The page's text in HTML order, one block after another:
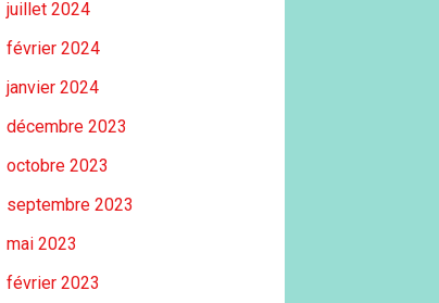
juillet 2024
février 2024
janvier 2024
décembre 2023
octobre 2023
septembre 2023
mai 2023
février 2023